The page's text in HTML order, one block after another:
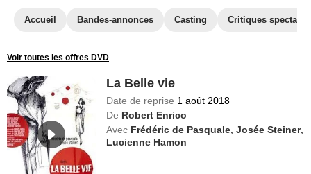
Accueil Bandes-annonces Casting Critiques
Voir toutes les offres DVD
La Belle vie
Date de reprise 1 août 2018
De Robert Enrico
Avec Frédéric de Pasquale ,Josée Steiner,
Lucienne Hamon